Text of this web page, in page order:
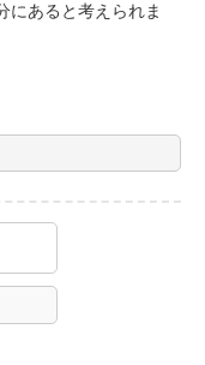
にあると考えられま